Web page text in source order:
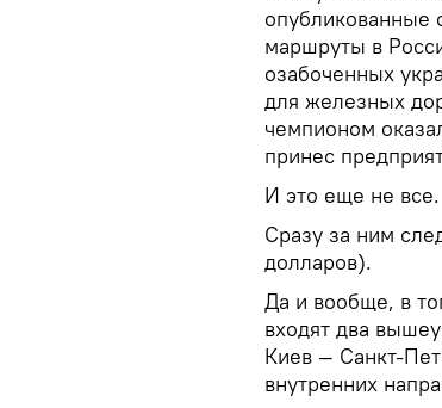
опубликованные
маршруты в
озабоченных
для железных
чемпионом
принес
И это еще не все.
Сразу за ним
долларов).
Да и вообще, в
входят два
Киев — Санкт-
внутренних